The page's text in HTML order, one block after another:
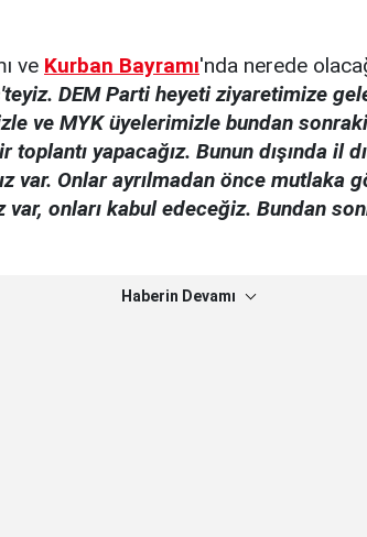
ve Kurban Bayramı'nda nerede
DEM Parti heyeti ziyaretimize
ve MYK üyelerimizle bundan
yapacağız. Bunun dışında il
var. Onlar ayrılmadan önce mutlaka
var, onları kabul edeceğiz. Bundan
Haberin Devamı